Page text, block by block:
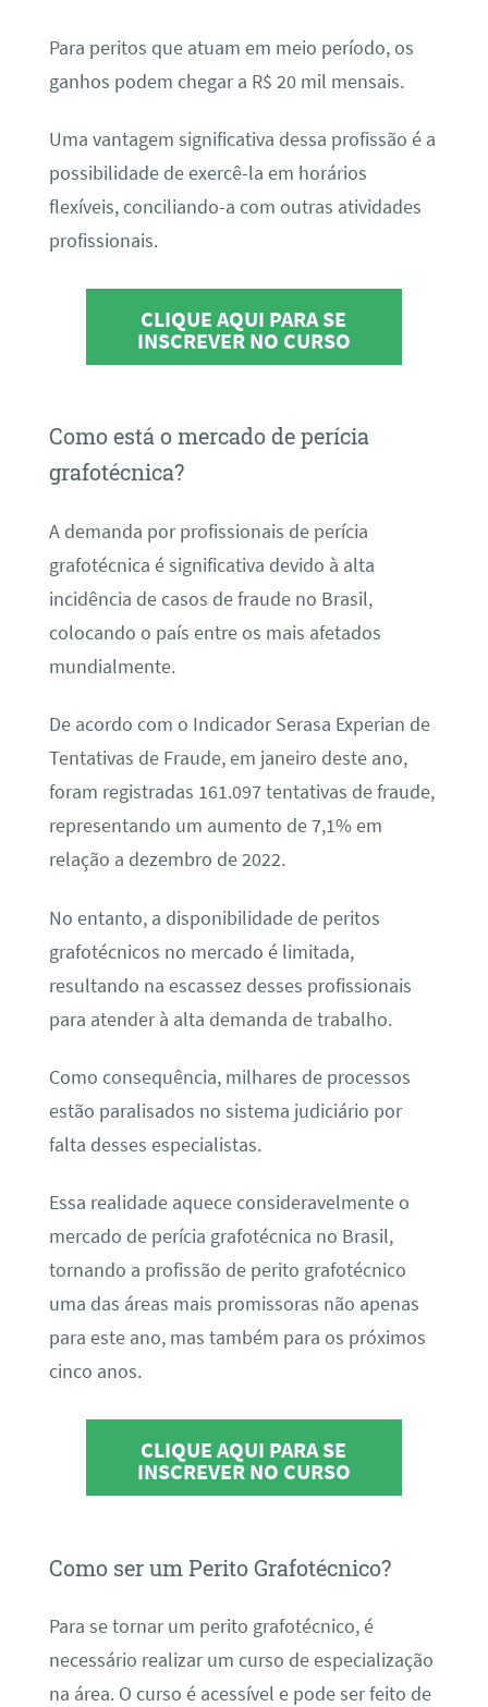
Para peritos que atuam em meio período, os
ganhos podem chegar a R$ 20 mil mensais.
Uma vantagem significativa dessa profissão é a
possibilidade de exercê-la em horários
flexíveis, conciliando-a com outras atividades
profissionais.
CLIQUE AQUI PARA SE
INSCREVER NO CURSO
Como está o mercado de perícia
grafotécnica?
A demanda por profissionais de perícia
grafotécnica é significativa devido à alta
incidência de casos de fraude no Brasil,
colocando o país entre os mais afetados
mundialmente.
De acordo com o Indicador Serasa Experian de
Tentativas de Fraude, em janeiro deste ano,
foram registradas 161.097 tentativas de fraude,
representando um aumento de 7,1% em
relação a dezembro de 2022.
No entanto, a disponibilidade de peritos
grafotécnicos no mercado é limitada,
resultando na escassez desses profissionais
para atender à alta demanda de trabalho.
Como consequência, milhares de processos
estão paralisados no sistema judiciário por
falta desses especialistas.
Essa realidade aquece consideravelmente o
mercado de perícia grafotécnica no Brasil,
tornando a profissão de perito grafotécnico
uma das áreas mais promissoras não apenas
para este ano, mas também para os próximos
cinco anos.
CLIQUE AQUI PARA SE
INSCREVER NO CURSO
Como ser um Perito Grafotécnico?
Para se tornar um perito grafotécnico, é
necessário realizar um curso de especialização
na área. O curso é acessível e pode ser feito de